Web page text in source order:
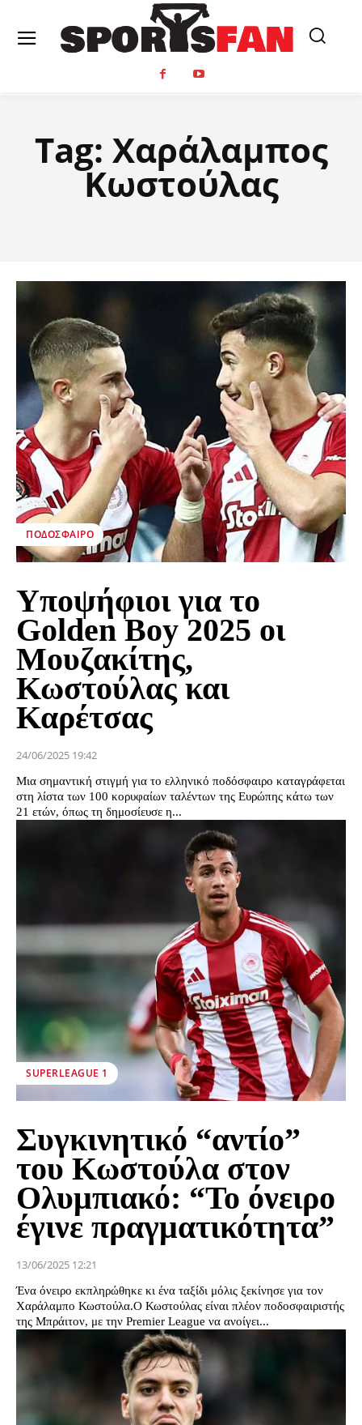
Tag: Χαράλαμπος
Κωστούλας
ΠΟΔΌΣΦΑΙΡΟ
Υποψήφιοι για το
Golden Boy 2025 οι
Μουζακίτης,
Κωστούλας και
Καρέτσας
24/06/2025 19:42
Μια σημαντική στιγμή για το ελληνικό ποδόσφαιρο καταγράφεται
στη λίστα των 100 κορυφαίων ταλέντων της Ευρώπης κάτω των
21 ετών, όπως τη δημοσίευσε η...
SUPERLEAGUE 1
Συγκινητικό “αντίο”
του Κωστούλα στον
Ολυμπιακό: “Το όνειρο
έγινε πραγματικότητα”
13/06/2025 12:21
Ένα όνειρο εκπληρώθηκε κι ένα ταξίδι μόλις ξεκίνησε για τον
Χαράλαμπο Κωστούλα.Ο Κωστούλας είναι πλέον ποδοσφαιριστής
της Μπράιτον, με την Premier League να ανοίγει...